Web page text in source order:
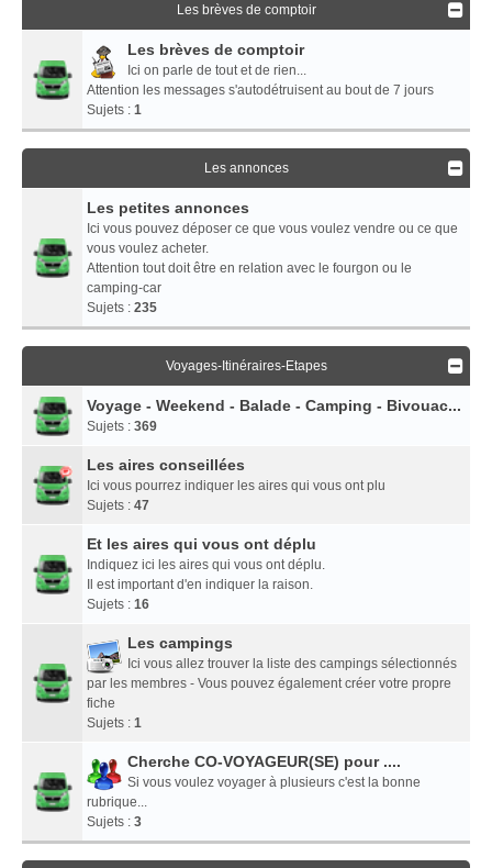
Les brèves de comptoir
Les brèves de comptoir
Ici on parle de tout et de rien...
Attention les messages s'autodétruisent au bout de 7 jours
Sujets : 1
Les annonces
Les petites annonces
Ici vous pouvez déposer ce que vous voulez vendre ou ce que
vous voulez acheter.
Attention tout doit être en relation avec le fourgon ou le
camping-car
Sujets : 235
Voyages-Itinéraires-Etapes
Voyage - Weekend - Balade - Camping - Bivouac...
Sujets : 369
Les aires conseillées
Ici vous pourrez indiquer les aires qui vous ont plu
Sujets : 47
Et les aires qui vous ont déplu
Indiquez ici les aires qui vous ont déplu.
Il est important d'en indiquer la raison.
Sujets : 16
Les campings
Ici vous allez trouver la liste des campings sélectionnés
par les membres - Vous pouvez également créer votre propre
fiche
Sujets : 1
Cherche CO-VOYAGEUR(SE) pour ....
Si vous voulez voyager à plusieurs c'est la bonne
rubrique...
Sujets : 3